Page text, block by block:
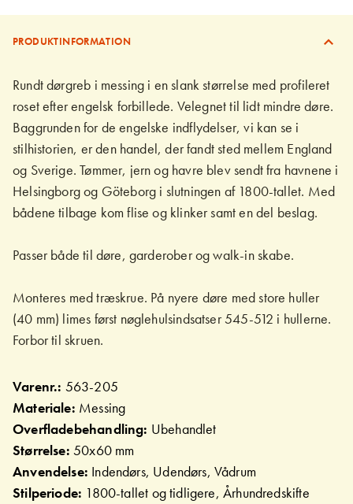
PRODUKTINFORMATION
Rundt dørgreb i messing i en slank størrelse med profileret
roset efter engelsk forbillede. Velegnet til lidt mindre døre.
Baggrunden for de engelske indflydelser, vi kan se i
stilhistorien, er den handel, der fandt sted mellem England
og Sverige. Tømmer, jern og havre blev sendt fra havnene i
Helsingborg og Göteborg i slutningen af 1800-tallet. Med
bådene tilbage kom flise og klinker samt en del beslag.
Passer både til døre, garderober og walk-in skabe.
Monteres med træskrue. På nyere døre med store huller
(40 mm) limes først nøglehulsindsatser 545-512 i hullerne.
Forbor til skruen.
Varenr.: 563-205
Materiale: Messing
Overfladebehandling: Ubehandlet
Størrelse: 50x60 mm
Anvendelse: Indendørs, Udendørs, Vådrum
Stilperiode: 1800-tallet og tidligere, Århundredskifte